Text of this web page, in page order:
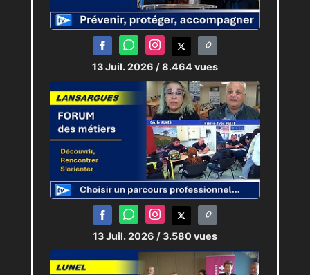
13 Juil. 2026 / 8.464 vues
13 Juil. 2026 / 3.580 vues